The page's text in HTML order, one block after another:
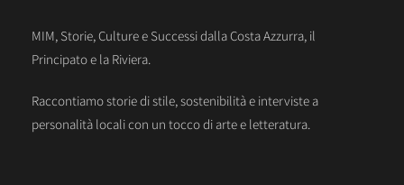
MIM, Storie, Culture e Successi dalla Costa Azzurra, il
Principato e la Riviera.
Raccontiamo storie di stile, sostenibilità e interviste a
personalità locali con un tocco di arte e letteratura.